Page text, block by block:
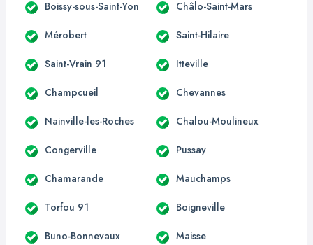
Boissy-sous-Saint-Yon Châlo-Saint-Mars
Mérobert Saint-Hilaire
Saint-Vrain 91 Itteville
Champcueil Chevannes
Nainville-les-Roches Chalou-Moulineux
Congerville Pussay
Chamarande Mauchamps
Torfou 91 Boigneville
Buno-Bonnevaux Maisse